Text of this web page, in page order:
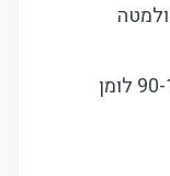
חיסכון באנרגיה עם נצילות של 90-100 לומן